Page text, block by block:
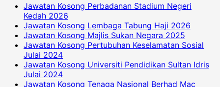
Jawatan Kosong Perbadanan Stadium Negeri
Kedah 2026
Jawatan Kosong Lembaga Tabung Haji 2026
Jawatan Kosong Majlis Sukan Negara 2025
Jawatan Kosong Pertubuhan Keselamatan Sosial
Julai 2024
Jawatan Kosong Universiti Pendidikan Sultan Idris
Julai 2024
Jawatan Kosong Tenaga Nasional Berhad Mac